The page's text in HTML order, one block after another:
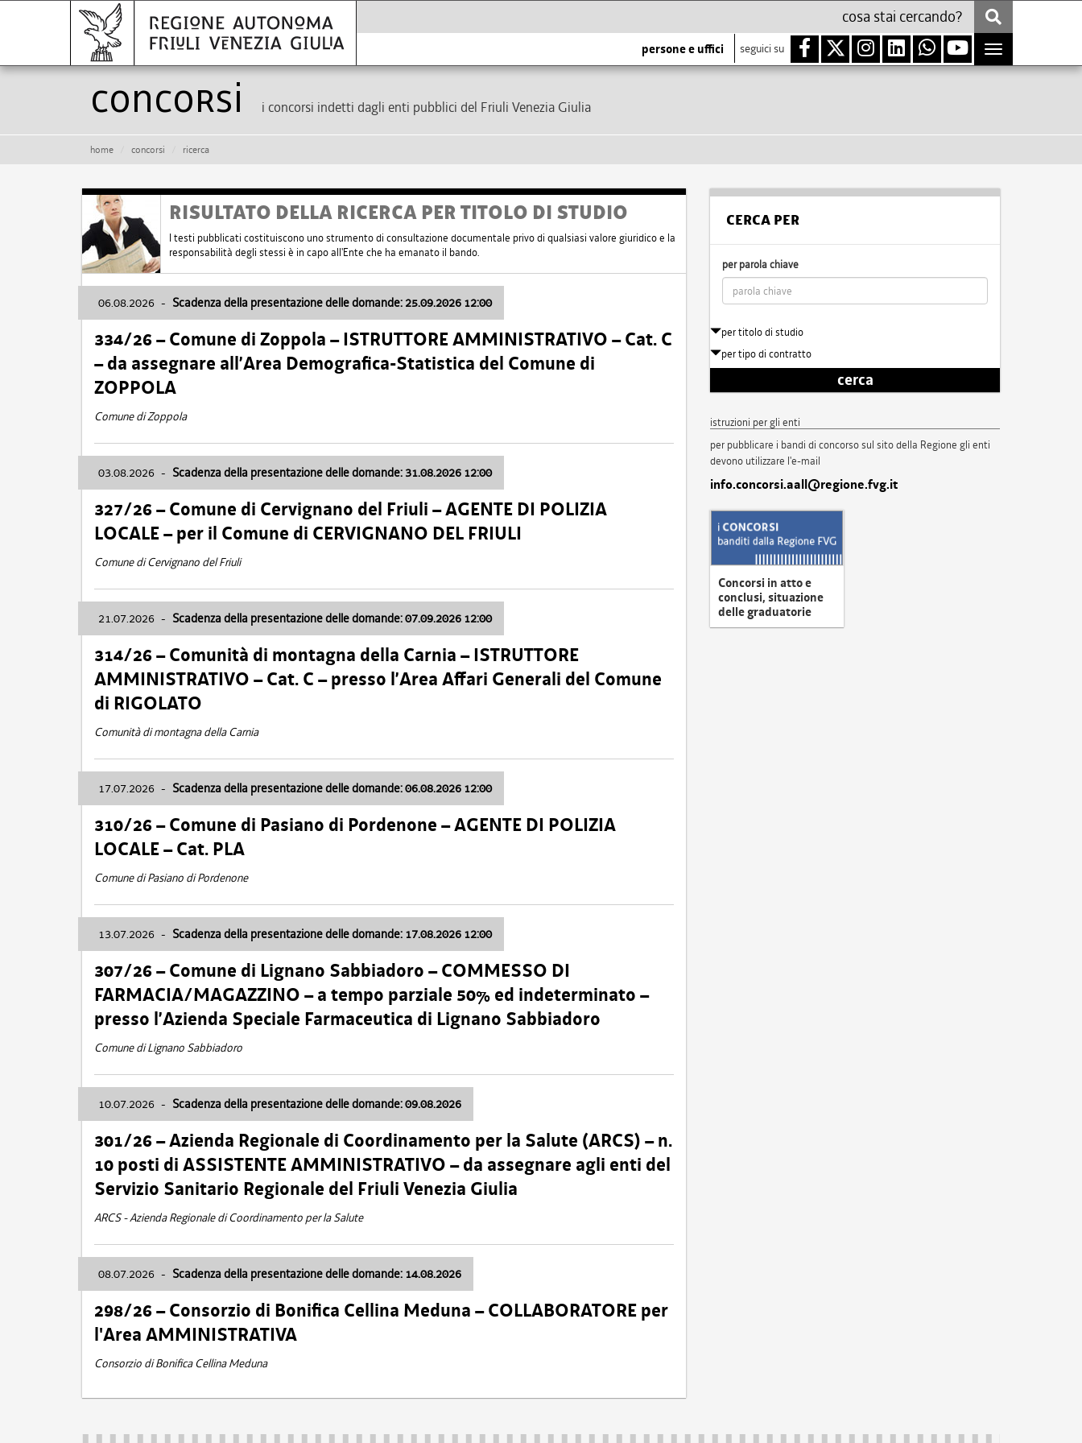
persone e uffici seguici su
Toggle
navigation
Concorsi i concorsi indetti dagli enti pubblici del Friuli Venezia Giulia
home concorsi ricerca
RISULTATO DELLA RICERCA PER TITOLO DI STUDIO
I testi pubblicati costituiscono uno strumento di consultazione documentale privo di qualsiasi valore giuridico e la
responsabilità degli stessi è in capo all'Ente che ha emanato il bando.
06.08.2026 - Scadenza della presentazione delle domande: 25.09.2026 12:00
334/26 – Comune di Zoppola – ISTRUTTORE AMMINISTRATIVO – Cat. C
– da assegnare all’Area Demografica-Statistica del Comune di
ZOPPOLA
Comune di Zoppola
03.08.2026 - Scadenza della presentazione delle domande: 31.08.2026 12:00
327/26 – Comune di Cervignano del Friuli – AGENTE DI POLIZIA
LOCALE – per il Comune di CERVIGNANO DEL FRIULI
Comune di Cervignano del Friuli
21.07.2026 - Scadenza della presentazione delle domande: 07.09.2026 12:00
314/26 – Comunità di montagna della Carnia – ISTRUTTORE
AMMINISTRATIVO – Cat. C – presso l’Area Affari Generali del Comune
di RIGOLATO
Comunità di montagna della Carnia
17.07.2026 - Scadenza della presentazione delle domande: 06.08.2026 12:00
310/26 – Comune di Pasiano di Pordenone – AGENTE DI POLIZIA
LOCALE – Cat. PLA
Comune di Pasiano di Pordenone
13.07.2026 - Scadenza della presentazione delle domande: 17.08.2026 12:00
307/26 – Comune di Lignano Sabbiadoro – COMMESSO DI
FARMACIA/MAGAZZINO – a tempo parziale 50% ed indeterminato –
presso l’Azienda Speciale Farmaceutica di Lignano Sabbiadoro
Comune di Lignano Sabbiadoro
10.07.2026 - Scadenza della presentazione delle domande: 09.08.2026
301/26 – Azienda Regionale di Coordinamento per la Salute (ARCS) – n.
10 posti di ASSISTENTE AMMINISTRATIVO – da assegnare agli enti del
Servizio Sanitario Regionale del Friuli Venezia Giulia
ARCS - Azienda Regionale di Coordinamento per la Salute
08.07.2026 - Scadenza della presentazione delle domande: 14.08.2026
298/26 – Consorzio di Bonifica Cellina Meduna – COLLABORATORE per
l'Area AMMINISTRATIVA
Consorzio di Bonifica Cellina Meduna
CERCA PER
per parola chiave
per titolo di studio
per tipo di contratto
cerca
istruzioni per gli enti
per pubblicare i bandi di concorso sul sito della Regione gli enti
devono utilizzare l'e-mail
info.concorsi.aall@regione.fvg.it
Concorsi in atto e
conclusi, situazione
delle graduatorie